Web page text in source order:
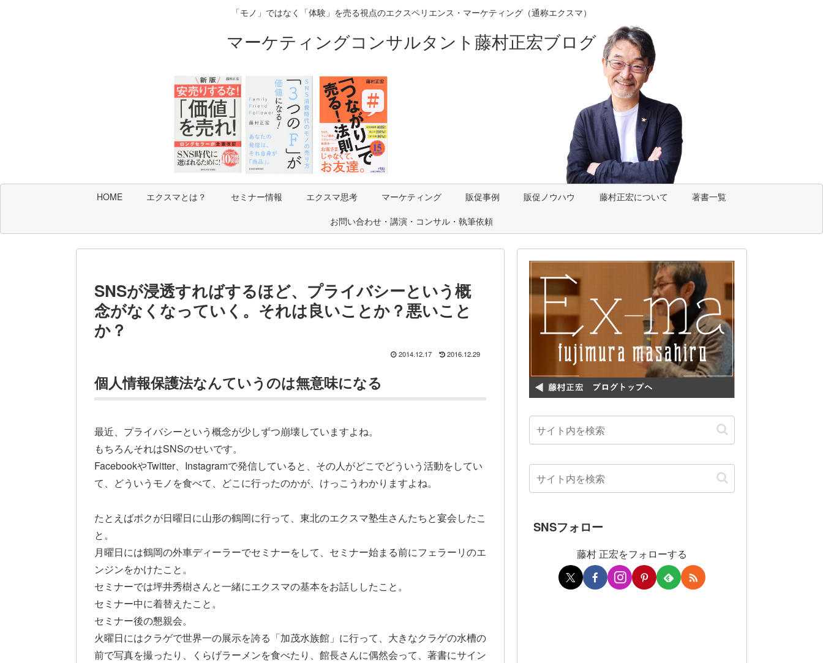
「モノ」ではなく「体験」を売る視点のエクスペリエンス・マーケティング（通称エクスマ）
マーケティングコンサルタント藤村正宏ブログ
HOME エクスマとは？ セミナー情報 エクスマ思考 マーケティング 販促事例 販促ノウハウ 藤村正宏について
著書一覧
お問い合わせ・講演・コンサル・執筆依頼
SNSが浸透すればするほど、プライバシーという概
念がなくなっていく。それは良いことか？悪いこと
か？
2014.12.17 2016.12.29
個人情報保護法なんていうのは無意味になる
最近、プライバシーという概念が少しずつ崩壊していますよね。
もちろんそれはSNSのせいです。
FacebookやTwitter、Instagramで発信していると、その人がどこでどういう活動をしてい
て、どういうモノを食べて、どこに行ったのかが、けっこうわかりますよね。
たとえばボクが日曜日に山形の鶴岡に行って、東北のエクスマ塾生さんたちと宴会したこ
と。
月曜日には鶴岡の外車ディーラーでセミナーをして、セミナー始まる前にフェラーリのエ
ンジンをかけたこと。
セミナーでは坪井秀樹さんと一緒にエクスマの基本をお話ししたこと。
セミナー中に着替えたこと。
セミナー後の懇親会。
火曜日にはクラゲで世界一の展示を誇る「加茂水族館」に行って、大きなクラゲの水槽の
前で写真を撮ったり、くらげラーメンを食べたり、館長さんに偶然会って、著書にサイン
SNSフォロー
藤村 正宏をフォローする